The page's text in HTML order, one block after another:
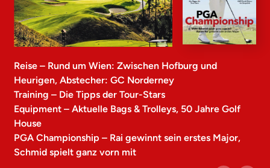
Reise – Rund um Wien: Zwischen Hofburg und
Heurigen, Abstecher: GC Norderney
Training – Die Tipps der Tour-Stars
Equipment – Aktuelle Bags & Trolleys, 50 Jahre Golf
House
PGA Championship – Rai gewinnt sein erstes Major,
Schmid spielt ganz vorn mit